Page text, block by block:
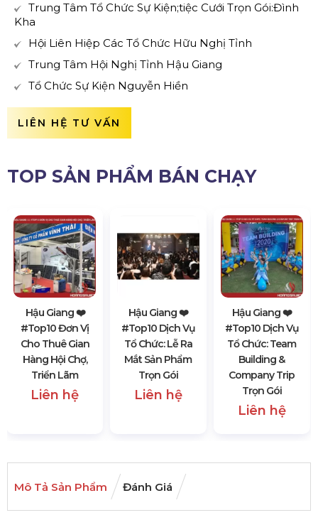
Trung Tâm Tổ Chức Sự Kiện;tiệc Cưới Trọn Gói:Đình
Kha
Hội Liên Hiệp Các Tổ Chức Hữu Nghị Tỉnh
Trung Tâm Hội Nghị Tỉnh Hậu Giang
Tổ Chức Sự Kiện Nguyễn Hiền
LIÊN HỆ TƯ VẤN
TOP SẢN PHẨM BÁN CHẠY
Hậu Giang ❤️️
#top10 Đơn Vị
Cho Thuê Gian
Hàng Hội Chợ,
Triển Lãm
Liên hệ
Hậu Giang ❤️️
#top10 Dịch Vụ
Tổ Chức: Lễ Ra
Mắt Sản Phẩm
Trọn Gói
Liên hệ
Hậu Giang ❤️️
#top10 Dịch Vụ
Tổ Chức: Team
Building &
Company Trip
Trọn Gói
Liên hệ
Mô Tả Sản Phẩm Đánh Giá